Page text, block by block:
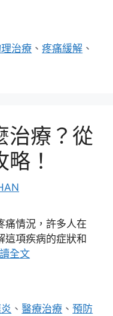
治療 、疼痛緩解 、
治療？從
！
痛情況，許多人在
這項疾病的症狀和
全文
、醫療治療 、預防